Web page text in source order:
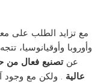
مع تزايد الطلب على
وأوروبا وأوقيانوسيا،
عنتصنيع فعال من
عالية . ولكن مع وجود